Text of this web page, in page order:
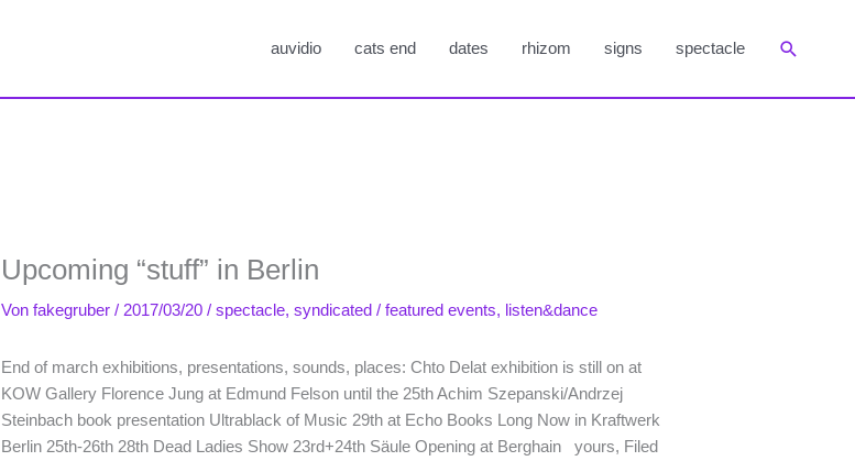
auvidio cats end dates rhizom signs spectacle Suchen
Upcoming “stuff” in Berlin
Vonfakegruber/ 2017/03/20/spectacle,syndicated /featured events, listen&dance
End of march exhibitions, presentations, sounds, places: Chto Delat exhibition is still on at
KOW Gallery Florence Jung at Edmund Felson until the 25th Achim Szepanski/Andrzej
Steinbach book presentation Ultrablack of Music 29th at Echo Books Long Now in Kraftwerk
Berlin 25th-26th 28th Dead Ladies Show 23rd+24th Säule Opening at Berghain yours, Filed